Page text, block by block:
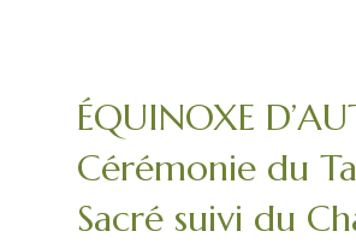
ÉQUINOXE
Cérémonie du
Sacré suivi du